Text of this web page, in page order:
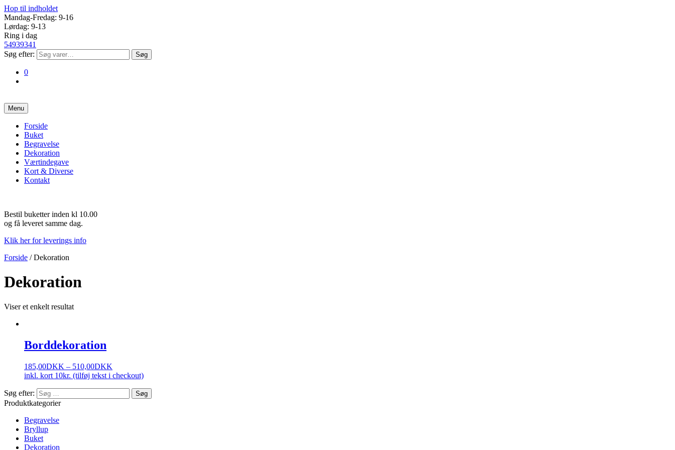
Hop til indholdet
Mandag-Fredag: 9-16
Lørdag: 9-13
Ring i dag
54939341
Søg efter:
0
Menu
Forside
Buket
Begravelse
Dekoration
Værtindegave
Kort & Diverse
Kontakt
Bestil buketter inden kl 10.00
og få leveret samme dag.
Klik her for leverings info
Forside / Dekoration
Dekoration
Viser et enkelt resultat
Borddekoration
185,00DKK – 510,00DKK
inkl. kort 10kr. (tilføj tekst i checkout)
Søg efter:
Produktkategorier
Begravelse
Bryllup
Buket
Dekoration